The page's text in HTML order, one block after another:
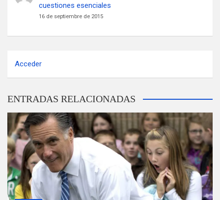
cuestiones esenciales
16 de septiembre de 2015
Acceder
ENTRADAS RELACIONADAS